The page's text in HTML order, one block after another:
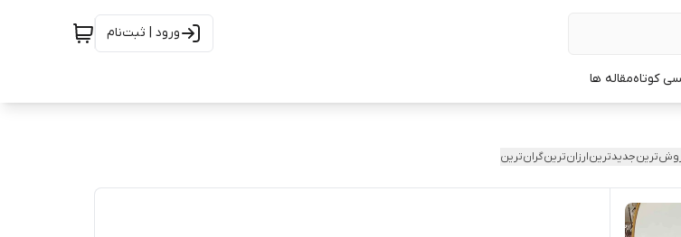
ورود | ثبت‌نام
کوتاهمقاله ها
جدیدترینارزان‌ترینگران‌ترین